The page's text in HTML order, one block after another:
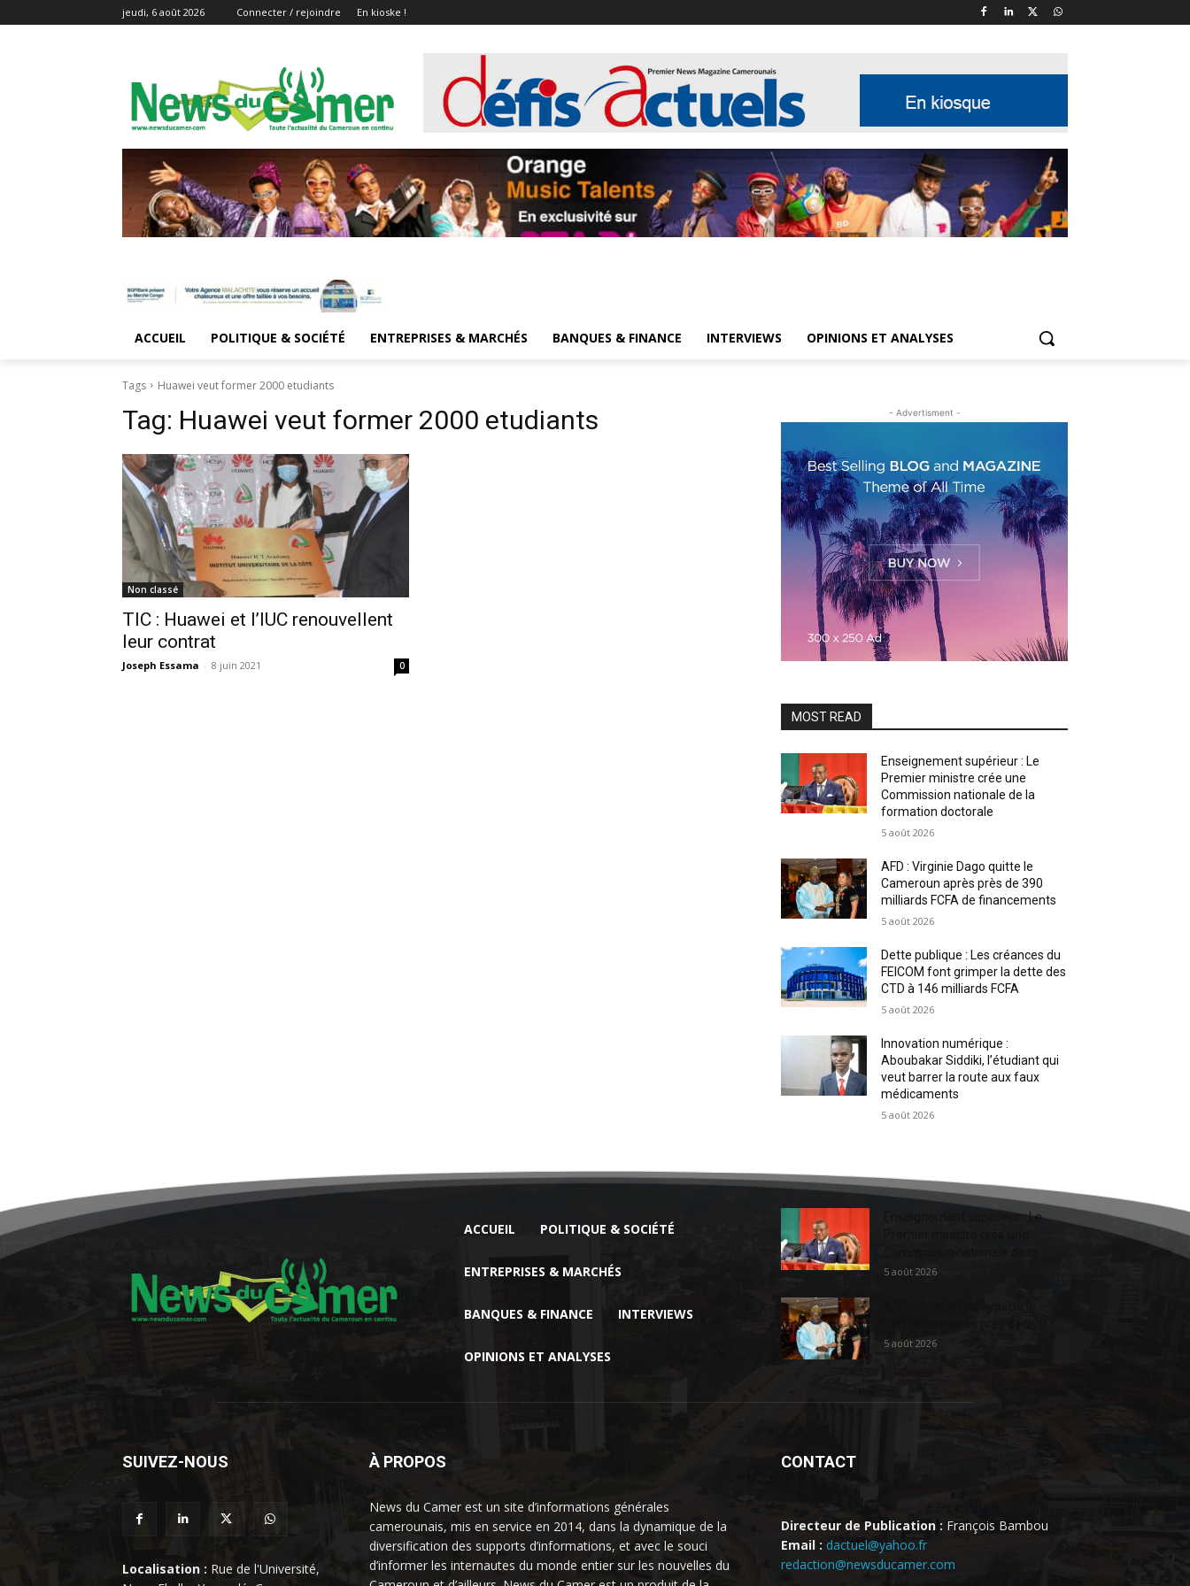
jeudi, 6 août 2026 Connecter / rejoindre En kioske !
ACCUEIL POLITIQUE & SOCIÉTÉ ENTREPRISES & MARCHÉS BANQUES & FINANCE INTERVIEWS OPINIONS ET ANALYSES
Tags Huawei veut former 2000 etudiants
Tag: Huawei veut former 2000 etudiants
Non classé
TIC : Huawei et l’IUC renouvellent
leur contrat
Joseph Essama - 8 juin 2021 0
- Advertisment -
MOST READ
Enseignement supérieur : Le
Premier ministre crée une
Commission nationale de la
formation doctorale
5 août 2026
AFD : Virginie Dago quitte le
Cameroun après près de 390
milliards FCFA de financements
5 août 2026
Dette publique : Les créances du
FEICOM font grimper la dette des
CTD à 146 milliards FCFA
5 août 2026
Innovation numérique :
Aboubakar Siddiki, l’étudiant qui
veut barrer la route aux faux
médicaments
5 août 2026
ACCUEIL POLITIQUE & SOCIÉTÉ
ENTREPRISES & MARCHÉS
BANQUES & FINANCE INTERVIEWS
OPINIONS ET ANALYSES
Enseignement supérieur : Le
5 août 2026
5 août 2026
SUIVEZ-NOUS
Localisation : Rue de l'Université,
À PROPOS
News du Camer est un site d’informations générales
camerounais, mis en service en 2014, dans la dynamique de la
diversification des supports d’informations, et avec le souci
d’informer les internautes du monde entier sur les nouvelles du
CONTACT
Directeur de Publication : François Bambou
Email : dactuel@yahoo.fr
redaction@newsducamer.com